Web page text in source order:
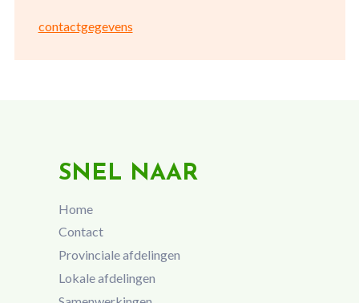
contactgegevens
SNEL NAAR
Home
Contact
Provinciale afdelingen
Lokale afdelingen